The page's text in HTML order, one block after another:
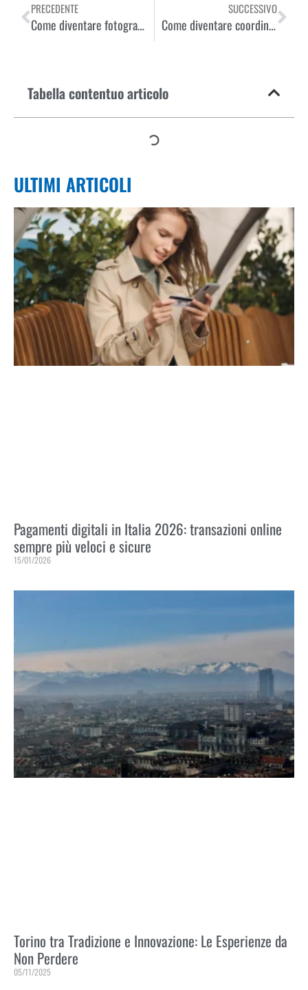
PRECEDENTE
Come diventare fotografo di viaggio e girare il mondo
SUCCESSIVO
Come diventare coordinatore di viaggio e girare il mondo gratuitamente
Tabella contentuo articolo
ULTIMI ARTICOLI
Pagamenti digitali in Italia 2026: transazioni online
sempre più veloci e sicure
15/01/2026
Torino tra Tradizione e Innovazione: Le Esperienze da
Non Perdere
05/11/2025